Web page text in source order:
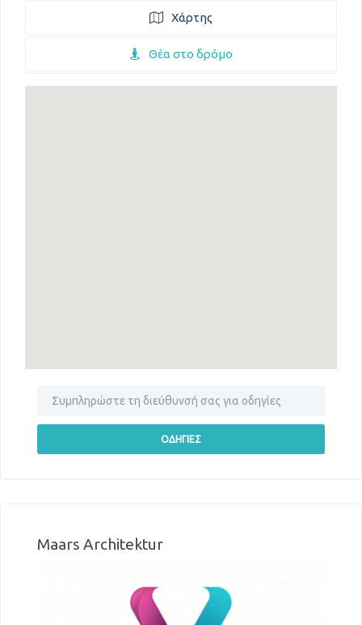
Χάρτης
Θέα στο δρόμο
Maars Architektur